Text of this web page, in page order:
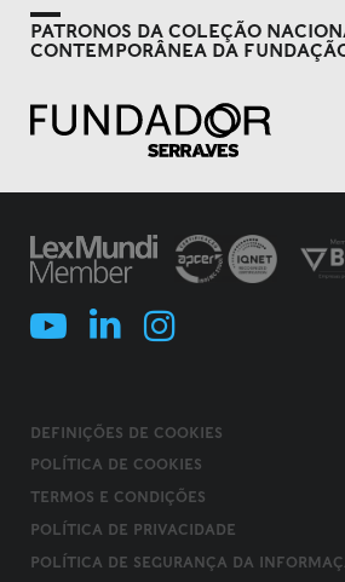
PATRONOS DA COLEÇÃO
CONTEMPORÂNEA DA
DEFINIÇÕES DE COOKIES
POLÍTICA DE COOKIES
TERMOS E CONDIÇÕES
POLÍTICA DE PRIVACIDADE
POLÍTICA DE SEGURANÇA DA